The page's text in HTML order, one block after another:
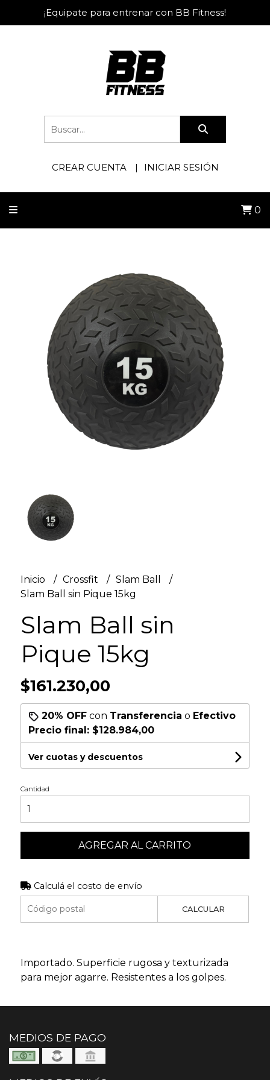
¡Equipate para entrenar con BB Fitness!
CREAR CUENTA INICIAR SESIÓN
0
Inicio Crossfit
Slam Ball
Slam Ball sin Pique 15kg
Slam Ball sin
Pique 15kg
$161.230,00
20% OFFcon Transferencia o Efectivo
Precio final: $128.984,00
Ver cuotas y descuentos
Cantidad
AGREGAR AL CARRITO
Calculá el costo de envío
CALCULAR
Importado. Superficie rugosa y texturizada
para mejor agarre. Resistentes a los golpes.
MEDIOS DE PAGO